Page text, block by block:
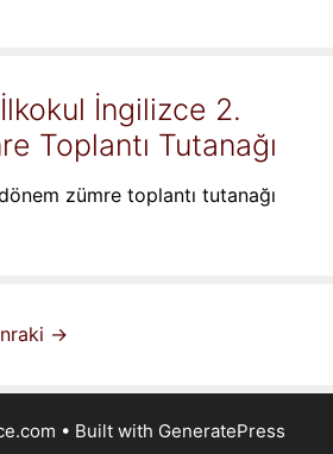
İngilizce 2.
Toplantı Tutanağı
zümre toplantı tutanağı
→
• Built with GeneratePress